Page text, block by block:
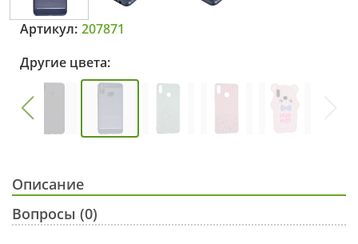
Артикул: 207871
Другие цвета:
Описание
Вопросы (0)